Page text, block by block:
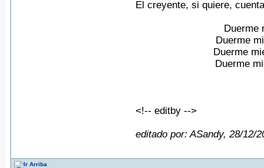
El creyente, si quiere,
Duerme
Duerme
Duerme
Duerme
<!-- editby -->
editado por: ASandy, 28/12/